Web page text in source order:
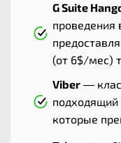
G Suite
проведения
(от 6$/мес)
Viber —
подходящий
которые